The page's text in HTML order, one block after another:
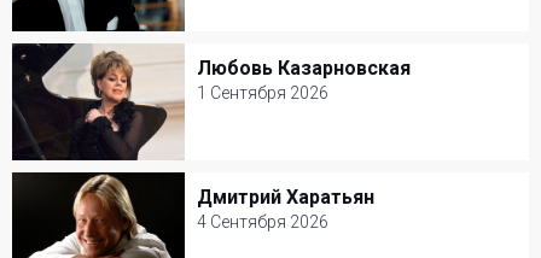
1 Сентября 2026
КЗ Чайковского
Классическая музыка
Любовь Казарновская
1 Сентября 2026
Любовь Казарновская
1 Сентября 2026
Театр Вахтангова
Классическая музыка
Дмитрий Харатьян
4 Сентября 2026
Дмитрий Харатьян